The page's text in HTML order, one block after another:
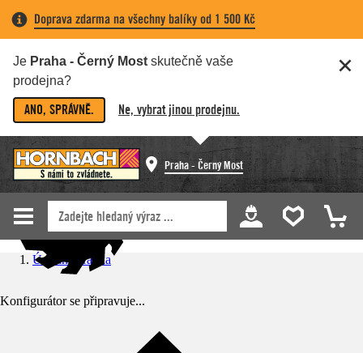
Doprava zdarma na všechny balíky od 1 500 Kč
Je Praha - Černý Most skutečně vaše
prodejna?
ANO, SPRÁVNĚ. Ne, vybrat jinou prodejnu.
Praha - Černý Most
Konfigurátor se připravuje...
Úvodní stránka